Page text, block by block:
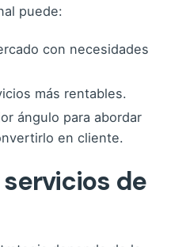
puede:
con necesidades
más rentables.
ángulo para abordar
en cliente.
de